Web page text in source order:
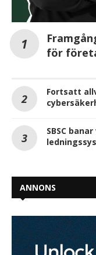
för
Fortsatt
SBSC
ANNONS